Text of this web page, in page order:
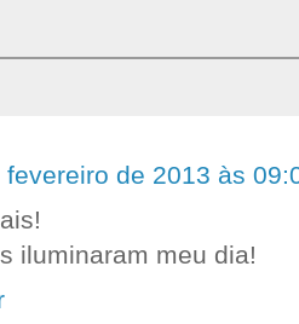
fevereiro de 2013 às
iluminaram meu dia!